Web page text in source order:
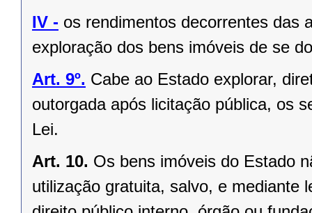
IV - os rendimentos decorrentes das
exploração dos bens imóveis de se
Art. 9º. Cabe ao Estado explorar,
outorgada após licitação pública, os
Lei.
Art. 10. Os bens imóveis do Estado
utilização gratuita, salvo, e mediante